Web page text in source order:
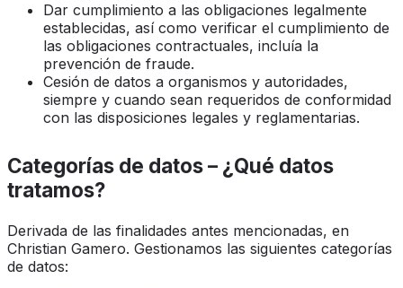
Dar cumplimiento a las obligaciones legalmente
establecidas, así como verificar el cumplimiento de
las obligaciones contractuales, incluía la
prevención de fraude.
Cesión de datos a organismos y autoridades,
siempre y cuando sean requeridos de conformidad
con las disposiciones legales y reglamentarias.
Categorías de datos – ¿Qué datos
tratamos?
Derivada de las finalidades antes mencionadas, en
Christian Gamero. Gestionamos las siguientes categorías
de datos: